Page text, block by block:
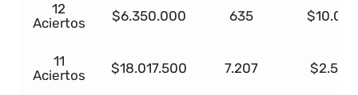
12
Aciertos
$6.350.000 635
11
Aciertos
$18.017.500 7.207 $2.500